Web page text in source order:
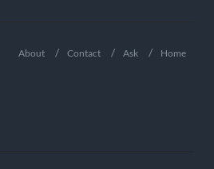
Home
Ask
Contact
About